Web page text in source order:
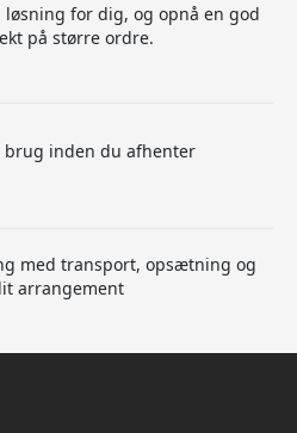
løsning for dig, og opnå en god
på større ordre.
brug inden du afhenter
med transport, opsætning og
arrangement